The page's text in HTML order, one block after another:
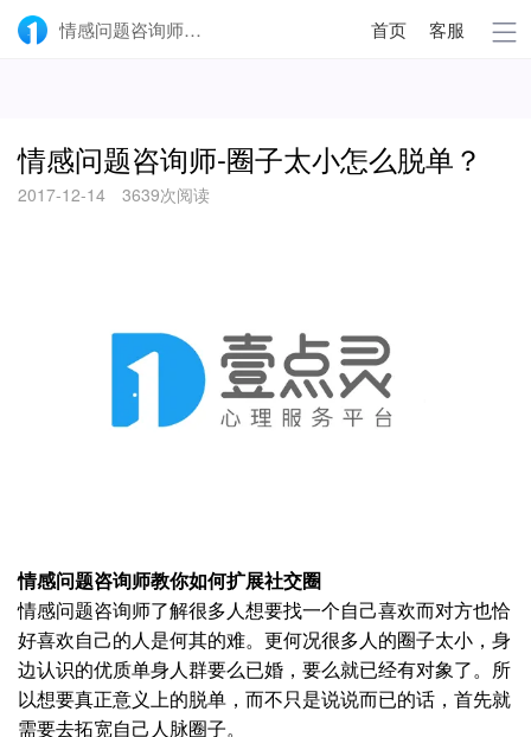
情感问题咨询师-圈子太小怎么脱单？-壹点灵 首页 客服
情感问题咨询师-圈子太小怎么脱单？
2017-12-14 3639次阅读
情感问题咨询师教你如何扩展社交圈
情感问题咨询师了解很多人想要找一个自己喜欢而对方也恰
好喜欢自己的人是何其的难。更何况很多人的圈子太小，身
边认识的优质单身人群要么已婚，要么就已经有对象了。所
以想要真正意义上的脱单，而不只是说说而已的话，首先就
需要去拓宽自己人脉圈子。